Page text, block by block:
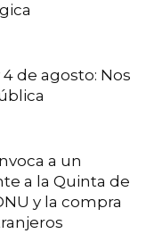
de agosto: Nos
a un
a la Quinta de
y la compra